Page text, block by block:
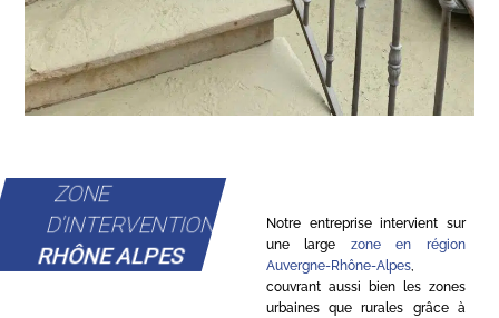
ZONE
D'INTERVENTION
RHÔNE ALPES
Notre entreprise intervient sur
une large zone en région
Auvergne-Rhône-Alpes,
couvrant aussi bien les zones
urbaines que rurales grâce à